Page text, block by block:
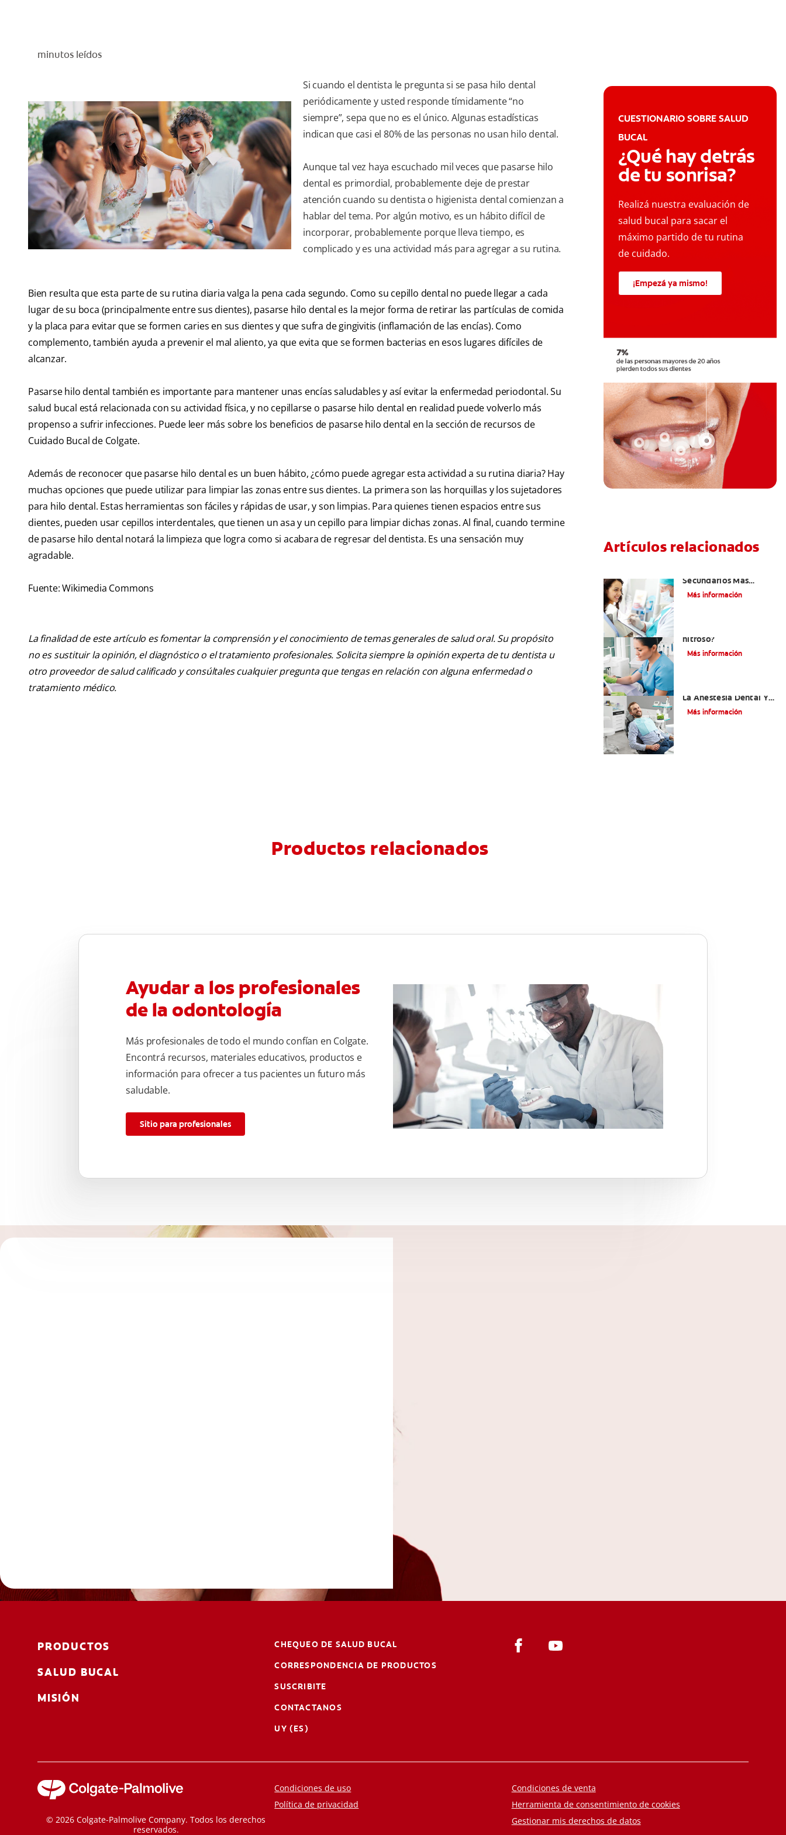
minutos leídos
Si cuando el dentista le pregunta si se pasa hilo dental
periódicamente y usted responde tímidamente “no
siempre”, sepa que no es el único. Algunas estadísticas
indican que casi el 80% de las personas no usan hilo dental.
Aunque tal vez haya escuchado mil veces que pasarse hilo
dental es primordial, probablemente deje de prestar
atención cuando su dentista o higienista dental comienzan a
hablar del tema. Por algún motivo, es un hábito difícil de
incorporar, probablemente porque lleva tiempo, es
complicado y es una actividad más para agregar a su rutina.
Bien resulta que esta parte de su rutina diaria valga la pena cada segundo. Como su cepillo dental no puede llegar a cada
lugar de su boca (principalmente entre sus dientes), pasarse hilo dental es la mejor forma de retirar las partículas de comida
y la placa para evitar que se formen caries en sus dientes y que sufra de gingivitis (inflamación de las encías). Como
complemento, también ayuda a prevenir el mal aliento, ya que evita que se formen bacterias en esos lugares difíciles de
alcanzar.
Pasarse hilo dental también es importante para mantener unas encías saludables y así evitar la enfermedad periodontal. Su
salud bucal está relacionada con su actividad física, y no cepillarse o pasarse hilo dental en realidad puede volverlo más
propenso a sufrir infecciones. Puede leer más sobre los beneficios de pasarse hilo dental en la sección de recursos de
Cuidado Bucal de Colgate.
Además de reconocer que pasarse hilo dental es un buen hábito, ¿cómo puede agregar esta actividad a su rutina diaria? Hay
muchas opciones que puede utilizar para limpiar las zonas entre sus dientes. La primera son las horquillas y los sujetadores
para hilo dental. Estas herramientas son fáciles y rápidas de usar, y son limpias. Para quienes tienen espacios entre sus
dientes, pueden usar cepillos interdentales, que tienen un asa y un cepillo para limpiar dichas zonas. Al final, cuando termine
de pasarse hilo dental notará la limpieza que logra como si acabara de regresar del dentista. Es una sensación muy
agradable.
Fuente: Wikimedia Commons
La finalidad de este artículo es fomentar la comprensión y el conocimiento de temas generales de salud oral. Su propósito
no es sustituir la opinión, el diagnóstico o el tratamiento profesionales. Solicita siempre la opinión experta de tu dentista u
otro proveedor de salud calificado y consúltales cualquier pregunta que tengas en relación con alguna enfermedad o
tratamiento médico.
CUESTIONARIO SOBRE SALUD
BUCAL
¿Qué hay detrás
de tu sonrisa?
Realizá nuestra evaluación de
salud bucal para sacar el
máximo partido de tu rutina
de cuidado.
¡Empezá ya mismo!
Artículos relacionados
Secundarios Más
Comunes De La
Más información
nitroso?
Más información
La Anestesia Dental Y
Causas De Tratamiento
Más información
Productos relacionados
Ayudar a los profesionales
de la odontología
Más profesionales de todo el mundo confían en Colgate.
Encontrá recursos, materiales educativos, productos e
información para ofrecer a tus pacientes un futuro más
saludable.
Sitio para profesionales
PRODUCTOS
SALUD BUCAL
MISIÓN
CHEQUEO DE SALUD BUCAL
CORRESPONDENCIA DE PRODUCTOS
SUSCRIBITE
CONTACTANOS
UY (ES)
© 2026 Colgate-Palmolive Company. Todos los derechos
reservados.
Condiciones de uso
Política de privacidad
Condiciones de venta
Herramienta de consentimiento de cookies
Gestionar mis derechos de datos